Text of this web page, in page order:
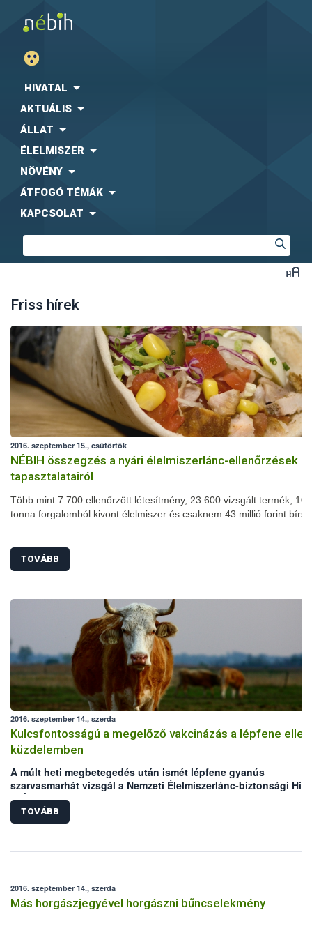
HIVATAL
AKTUÁLIS
ÁLLAT
ÉLELMISZER
NÖVÉNY
ÁTFOGÓ TÉMÁK
KAPCSOLAT
Friss hírek
2016. szeptember 15., csütörtök
NÉBIH összegzés a nyári élelmiszerlánc-ellenőrzések
tapasztalatairól
Több mint 7 700 ellenőrzött létesítmény, 23 600 vizsgált termék, 102
tonna forgalomból kivont élelmiszer és csaknem 43 millió forint
javulást tapasztaltak a szakemberek: jelentősen csökkent például a
higiéniai hiányosságok és a fogyasztásra alkalmatlan termékek
TOVÁBB
2016. szeptember 14., szerda
Kulcsfontosságú a megelőző vakcinázás a lépfene elleni
küzdelemben
A múlt heti megbetegedés után ismét lépfene gyanús
szarvasmarhát vizsgál a Nemzeti Élelmiszerlánc-biztonsági
(NÉBIH) laboratóriuma. Mindkét eset Békés megyei, legelőn
szarvasmarha állományokat érint. Bár az elmúlt években
állategészségügyi intézkedéseknek köszönhetően
azonban a hazai kérődző állomány védelme érdekében
TOVÁBB
2016. szeptember 14., szerda
Más horgászjegyével horgászni bűncselekmény